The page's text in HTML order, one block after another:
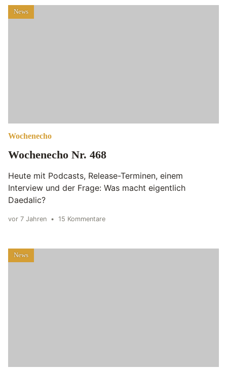
News
Wochenecho
Wochenecho Nr. 468
Heute mit Podcasts, Release-Terminen, einem
Interview und der Frage: Was macht eigentlich
Daedalic?
vor 7 Jahren • 15 Kommentare
News